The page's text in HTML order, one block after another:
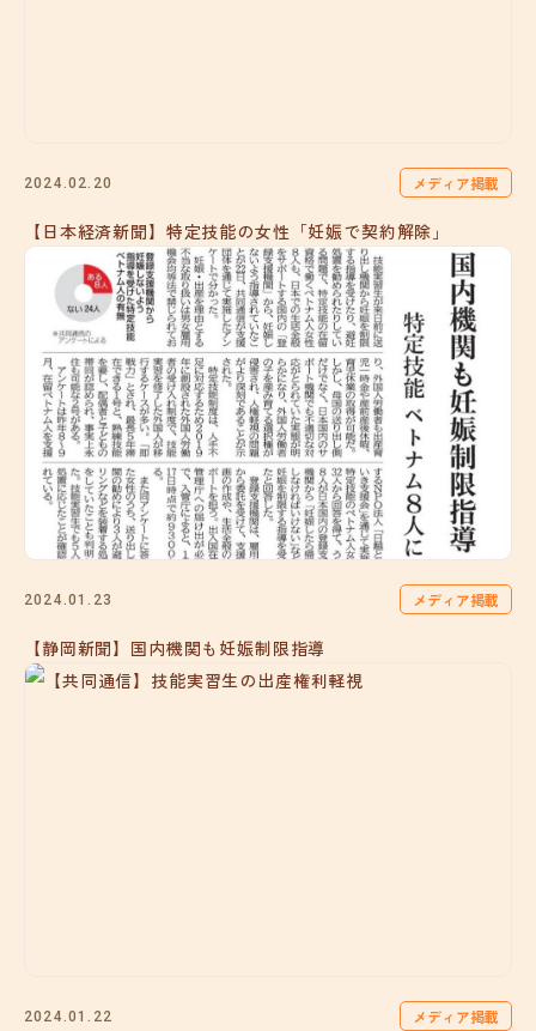
2024.02.20 メディア掲載
【日本経済新聞】特定技能の女性「妊娠で契約解除」
2024.01.23 メディア掲載
【静岡新聞】国内機関も妊娠制限指導
2024.01.22 メディア掲載